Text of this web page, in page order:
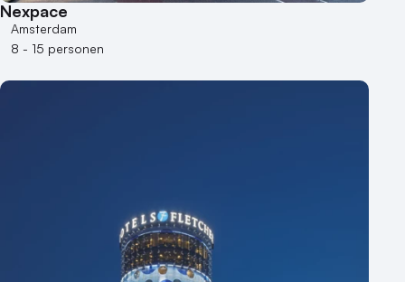
Buitenlocatie
Duurzame locatie
Kleine / intieme locatie
Locaties aan zee
Nexpace
Amsterdam
8 - 15 personen